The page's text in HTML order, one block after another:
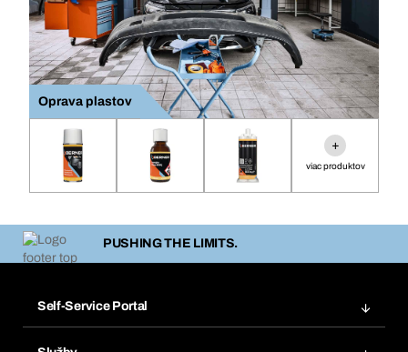
Oprava plastov
+
viac produktov
PUSHING THE LIMITS.
Self-Service Portal